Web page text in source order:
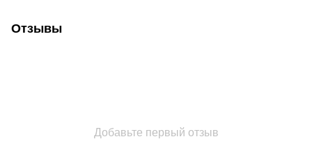
Отзывы
Добавьте первый отзыв